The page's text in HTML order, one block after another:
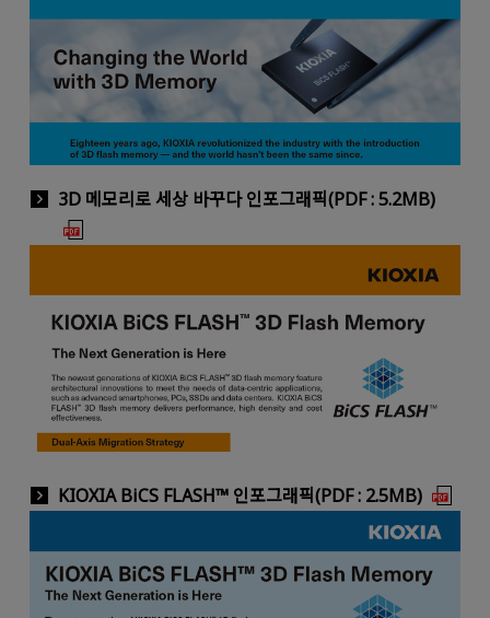
3D 메모리로 세상 바꾸다 인포그래픽(PDF : 5.2MB)
KIOXIA BiCS FLASH™ 인포그래픽(PDF : 2.5MB)